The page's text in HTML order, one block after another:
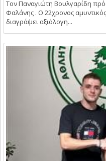
Τον Παναγιώτη Βουλγαρίδη
Φαλάνης . Ο 22χρονος
διαγράψει αξιόλογη...